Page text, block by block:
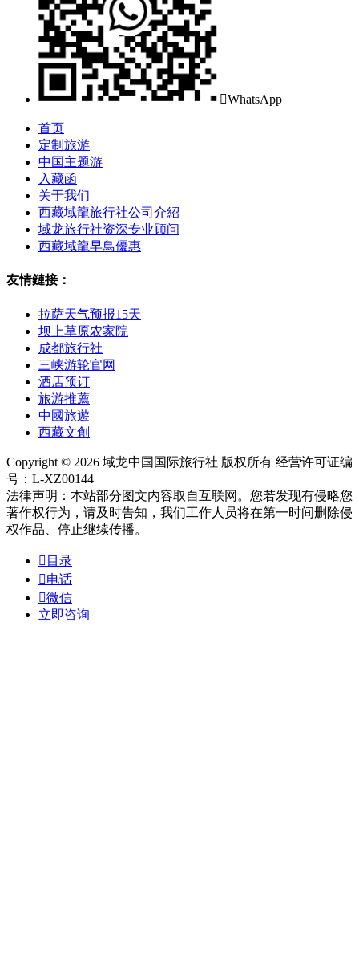
WhatsApp
首页
定制旅游
中国主题游
入藏函
关于我们
西藏域龍旅行社公司介紹
域龙旅行社资深专业顾问
西藏域龍早鳥優惠
友情鏈接：
拉萨天气预报15天
坝上草原农家院
成都旅行社
三峡游轮官网
酒店预订
旅游推薦
中國旅遊
西藏文創
Copyright © 2026 域龙中国国际旅行社 版权所有 经营许可证编
号：L-XZ00144
法律声明：本站部分图文内容取自互联网。您若发现有侵略您
著作权行为，请及时告知，我们工作人员将在第一时间删除侵
权作品、停止继续传播。
 目录
电话
微信
立即咨询